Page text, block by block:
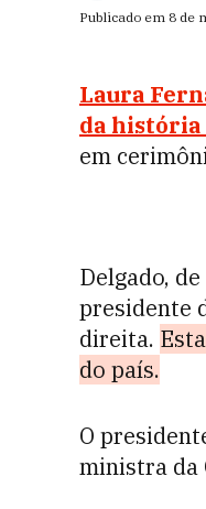
Publicado em 8 de
Laura
da história
em
Delgado,
presidente
direita.
do país.
O
ministra da